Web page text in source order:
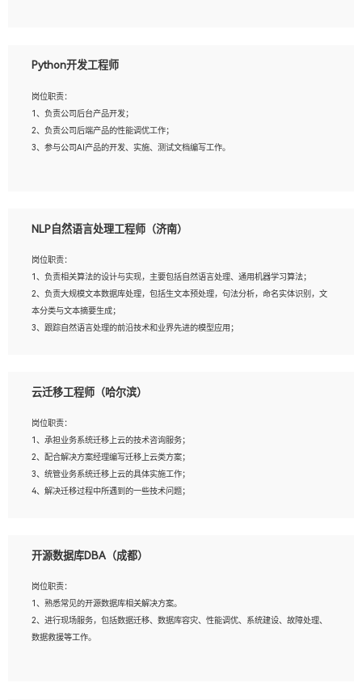
3、熟悉react/vue/angular任何一种前端框架，熟悉react优先；
5、善于沟通，具有团队意识；
Python开发工程师
岗位职责：
1、负责公司后台产品开发；
2、负责公司后端产品的性能调优工作；
3、参与公司AI产品的开发、实施、测试文档编写工作。
验的更佳；
3、熟悉数据库开发，熟悉Mysql、Oracle、MongoDb数据库应用开发其中一种；
4、熟悉Python Wed框架（Django/Flask...）代码能力优秀，熟悉编码规范和具备
良好的文档编写能力）；
5、沟通表达能力强，具备团队协作能力。
NLP自然语言处理工程师（济南）
岗位职责：
1、负责相关算法的设计与实现，主要包括自然语言处理、通用机器学习算法；
2、负责大规模文本数据库处理，包括生文本预处理，句法分析，命名实体识别，文
本分类与文本摘要生成；
3、跟踪自然语言处理的前沿技术和业界先进的模型应用；
岗位要求：
2、熟悉tensorflow，keras，pytorch等常规深度学习框架，快速根据客户需求实现
有效的模型；
3、熟悉掌握至少一种编程语言，如：Python，Java；
4、 熟悉NLP相关算法与实现；
5、至少有一次及以上问答系统的项目实践，熟悉问答系统全流程开发者优先；
云迁移工程师（哈尔滨）
岗位职责：
1、承担业务系统迁移上云的技术咨询服务；
2、配合解决方案经理编写迁移上云类方案；
3、统管业务系统迁移上云的具体实施工作；
4、解决迁移过程中所遇到的一些技术问题；
1、专科及以上学历，三年以上工作经验，计算机等相关专业；
3、熟悉常见操作系统、存储、网络、 IO 等相关原理；
4、具有迁移工具实操经验，具备P2V、V2V迁移能力；
5、熟练华为、VMware虚拟化、云计算及云存储技术；
6、熟悉主流数据库、应用服务器、中间件部署架构和运维方法；
开源数据库DBA（成都）
岗位职责：
1、熟悉常见的开源数据库相关解决方案。
2、进行现场服务，包括数据迁移、数据库容灾、性能调优、系统建设、故障处理、
数据救援等工作。